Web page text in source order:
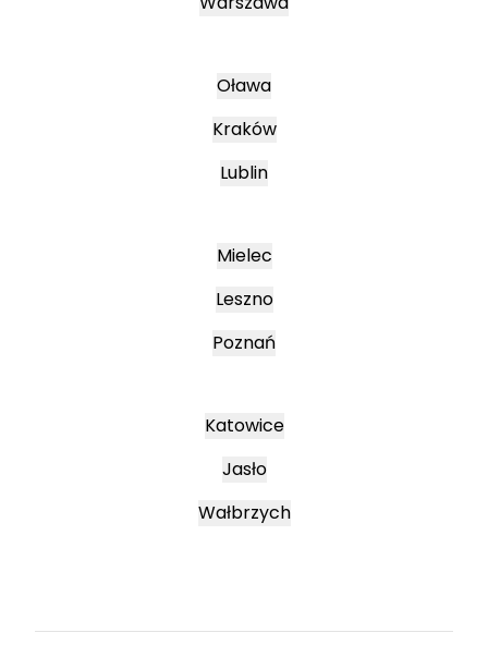
Oława
Kraków
Lublin
Mielec
Leszno
Poznań
Katowice
Jasło
Wałbrzych